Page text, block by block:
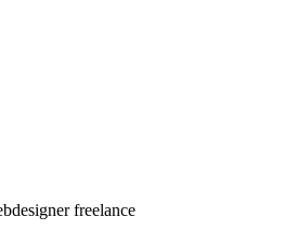
freelance